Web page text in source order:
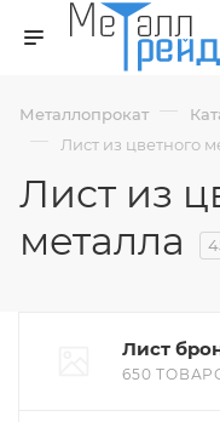
Металлопрокат —
— Лист из цветного
Лист из
металла
Лист
650